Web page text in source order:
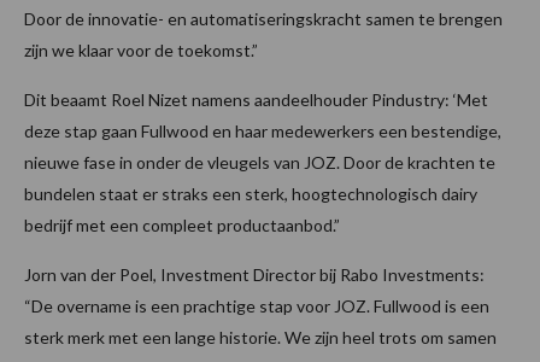
Door de innovatie- en automatiseringskracht samen te brengen
zijn we klaar voor de toekomst.”
Dit beaamt Roel Nizet namens aandeelhouder Pindustry: ‘Met
deze stap gaan Fullwood en haar medewerkers een bestendige,
nieuwe fase in onder de vleugels van JOZ. Door de krachten te
bundelen staat er straks een sterk, hoogtechnologisch dairy
bedrijf met een compleet productaanbod.”
Jorn van der Poel, Investment Director bij Rabo Investments:
“De overname is een prachtige stap voor JOZ. Fullwood is een
sterk merk met een lange historie. We zijn heel trots om samen